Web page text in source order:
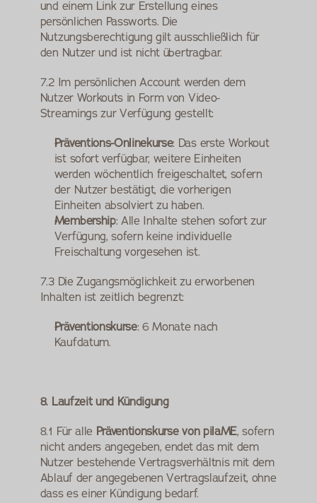
und einem Link zur Erstellung eines
persönlichen Passworts. Die
Nutzungsberechtigung gilt ausschließlich für
den Nutzer und ist nicht übertragbar.
7.2 Im persönlichen Account werden dem
Nutzer Workouts in Form von Video-
Streamings zur Verfügung gestellt:
Präventions-Onlinekurse: Das erste Workout
ist sofort verfügbar, weitere Einheiten
werden wöchentlich freigeschaltet, sofern
der Nutzer bestätigt, die vorherigen
Einheiten absolviert zu haben.
Membership: Alle Inhalte stehen sofort zur
Verfügung, sofern keine individuelle
Freischaltung vorgesehen ist.
7.3 Die Zugangsmöglichkeit zu erworbenen
Inhalten ist zeitlich begrenzt:
Präventionskurse: 6 Monate nach
Kaufdatum.
8. Laufzeit und Kündigung
8.1 Für alle Präventionskurse von pilaME, sofern
nicht anders angegeben, endet das mit dem
Nutzer bestehende Vertragsverhältnis mit dem
Ablauf der angegebenen Vertragslaufzeit, ohne
dass es einer Kündigung bedarf.